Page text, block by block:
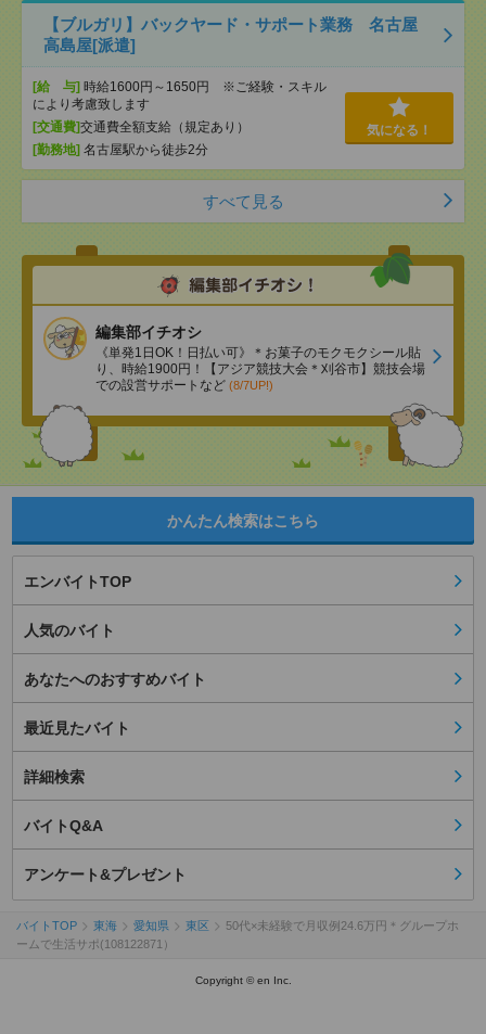
【ブルガリ】バックヤード・サポート業務 名古屋
高島屋[派遣]
[給 与] 時給1600円～1650円 ※ご経験・スキル
により考慮致します
[交通費]交通費全額支給（規定あり）
[勤務地] 名古屋駅から徒歩2分
気になる！
すべて見る
編集部イチオシ
《単発1日OK！日払い可》＊お菓子のモクモクシール貼
り、時給1900円！【アジア競技大会＊刈谷市】競技会場
での設営サポートなど (8/7UP!)
かんたん検索はこちら
エンバイトTOP
人気のバイト
あなたへのおすすめバイト
最近見たバイト
詳細検索
バイトQ&A
アンケート&プレゼント
バイトTOP 東海 愛知県 東区
50代×未経験で月収例24.6万円＊グループホ
ームで生活サポ(108122871）
Copyright © en Inc.